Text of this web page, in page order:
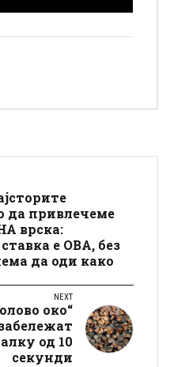
да привлечеме
врска:
е ОВА, без
да оди како
NEXT
око“
од 10
секунди